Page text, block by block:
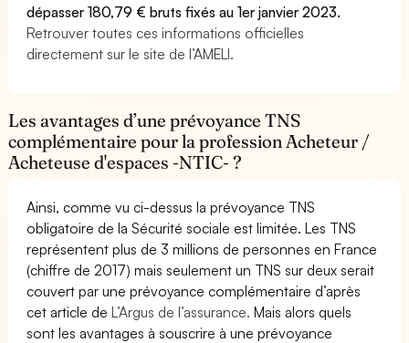
dépasser 180,79 € bruts fixés au 1er janvier 2023.
Retrouver toutes ces informations officielles
directement sur le site de l’AMELI.
Les avantages d’une prévoyance TNS
complémentaire pour la profession Acheteur /
Acheteuse d'espaces -NTIC- ?
Ainsi, comme vu ci-dessus la prévoyance TNS
obligatoire de la Sécurité sociale est limitée. Les TNS
représentent plus de 3 millions de personnes en France
(chiffre de 2017) mais seulement un TNS sur deux serait
couvert par une prévoyance complémentaire d’après
cet article deL’Argus de l’assurance. Mais alors quels
sont les avantages à souscrire à une prévoyance